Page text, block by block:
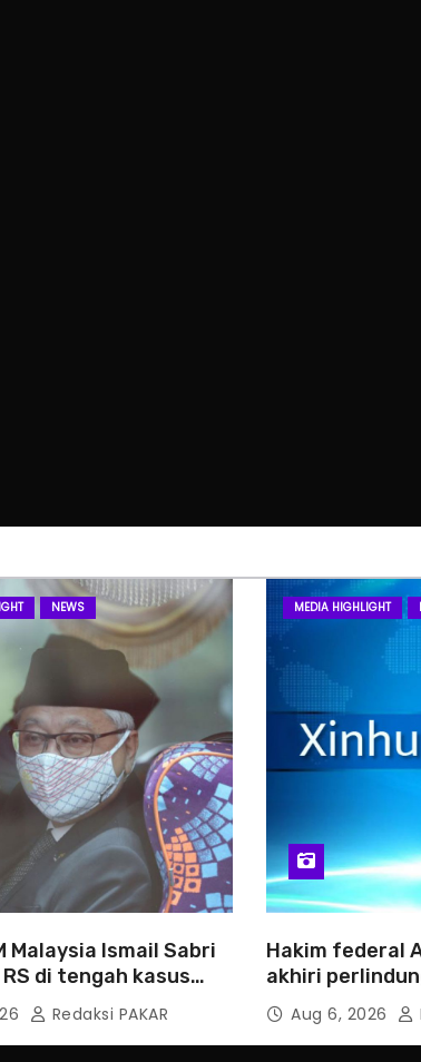
NEWS
Malaysia Ismail Sabri
di tengah kasus
Redaksi PAKAR
MEDIA HIGHLIGHT
Hakim federal
akhiri
HaitiAug 6, 2026